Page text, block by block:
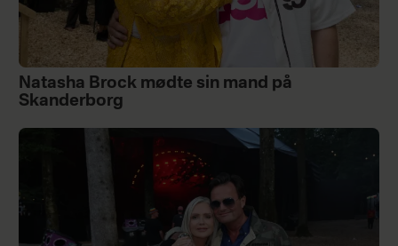
Natasha Brock mødte sin mand på
Skanderborg